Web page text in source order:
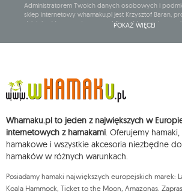
Administratorem Twoich danych osobowych i
sklep internetowy whamaku.pl jest Krzysztof Baran,
działalność gospodarczą pod firmą: Mouton
Dane będą przetwarzane w celu wysyłki newslettera
chwili rezygnacji z subskrypcji.
Przysługuje Ci prawo do żądania dostępu do
sprzeciwu wobec przetwarzania swoich danych
wniesienia skargi do organu nadzorczego oraz
dowolnym momencie bez wpływu na zgodność z
którego dokonano na podstawie zgody przed jej
możesz kontaktować się z działem obsługi klienta
Więcej informacji: www.mouton.pl/ODO
POKAŻ WIĘCEJ
Whamaku.pl to jeden z największych w
internetowych z hamakami. Oferujemy
hamakowe i wszystkie akcesoria niezbędne
hamaków w różnych warunkach.
Posiadamy hamaki największych europejskich marek:
Koala Hammock, Ticket to the Moon, Amazonas.